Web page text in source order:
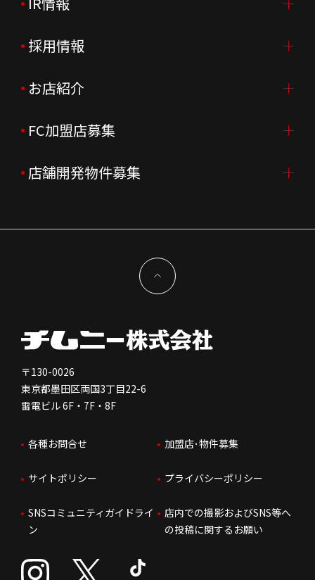
ご挨拶
会社概要
会社沿革
企業理念
新型コロナウイルス対応
IR情報TOP
ニュースリリース
月次売上
決算資料
コーポレートガバナンス
免責事項
株価情報
IRお問合せ
採用情報
採用情報TOP
新卒採用
中途採用
会社を知る
人を知る
はたらく環境
人財育成
サステナビリティ
お店紹介
店舗を探す・予約する
よくあるご質問
FC加盟店募集
FC加盟店募集TOP
独立支援について
FC加盟店お問合せ
店舗開発物件募集
〒130-0026
東京都墨田区両国3丁目22-6
雷電ビル 6F・7F・8F
各種お問合せ 加盟店･物件募集
サイトポリシー プライバシーポリシー
SNSコミュニティガイドライ
ン
店内での撮影およびSNS等へ
の投稿に関するお願い